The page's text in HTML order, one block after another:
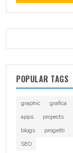
POPULAR TAGS
graphic grafica
apps
projects
blogs
progetti
SEO